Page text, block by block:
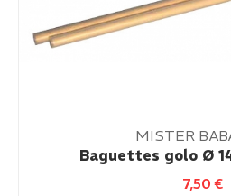
MISTER
Baguettes golo Ø
7,50€